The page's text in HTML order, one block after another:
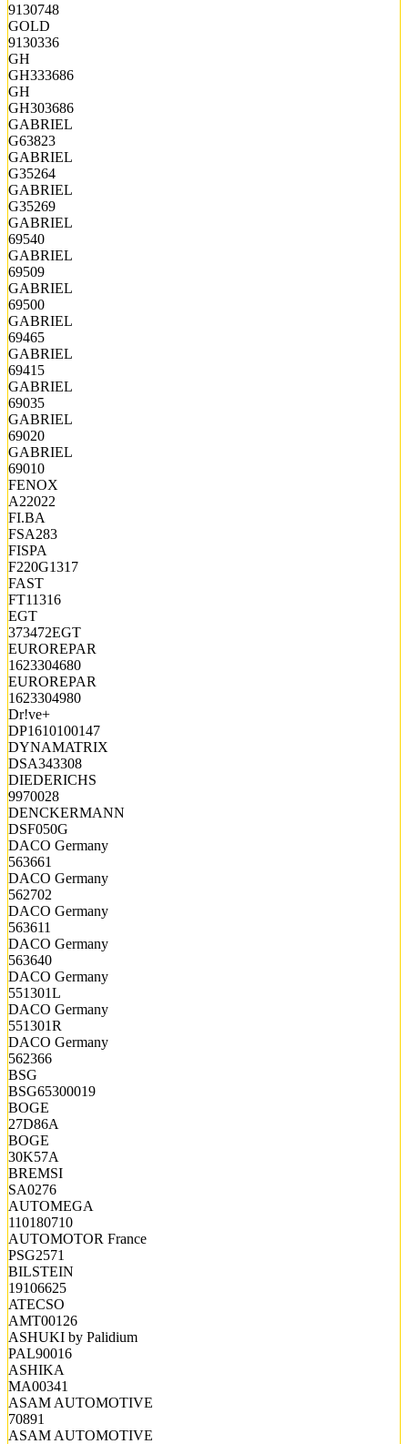
9130748
GOLD
9130336
GH
GH333686
GH
GH303686
GABRIEL
G63823
GABRIEL
G35264
GABRIEL
G35269
GABRIEL
69540
GABRIEL
69509
GABRIEL
69500
GABRIEL
69465
GABRIEL
69415
GABRIEL
69035
GABRIEL
69020
GABRIEL
69010
FENOX
A22022
FI.BA
FSA283
FISPA
F220G1317
FAST
FT11316
EGT
373472EGT
EUROREPAR
1623304680
EUROREPAR
1623304980
Dr!ve+
DP1610100147
DYNAMATRIX
DSA343308
DIEDERICHS
9970028
DENCKERMANN
DSF050G
DACO Germany
563661
DACO Germany
562702
DACO Germany
563611
DACO Germany
563640
DACO Germany
551301L
DACO Germany
551301R
DACO Germany
562366
BSG
BSG65300019
BOGE
27D86A
BOGE
30K57A
BREMSI
SA0276
AUTOMEGA
110180710
AUTOMOTOR France
PSG2571
BILSTEIN
19106625
ATECSO
AMT00126
ASHUKI by Palidium
PAL90016
ASHIKA
MA00341
ASAM AUTOMOTIVE
70891
ASAM AUTOMOTIVE